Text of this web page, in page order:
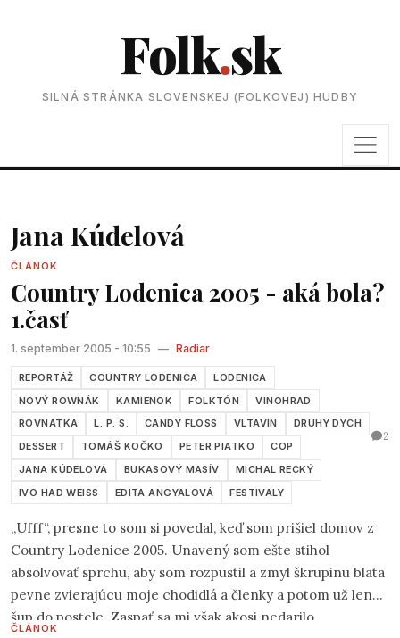
Folk.sk
SILNÁ STRÁNKA SLOVENSKEJ (FOLKOVEJ) HUDBY
Jana Kúdelová
ČLÁNOK
Country Lodenica 2005 - aká bola?
1.časť
1. september 2005 - 10:55 — Radiar
REPORTÁŽ COUNTRY LODENICA
LODENICA
NOVÝ ROWNÁK
KAMIENOK FOLKTÓN
VINOHRAD
ROVNÁTKA
L. P. S. CANDY FLOSS VLTAVÍN
DRUHÝ DYCH
DESSERT
TOMÁŠ KOČKO PETER PIATKO
COP
JANA KÚDELOVÁ
BUKASOVÝ MASÍV
MICHAL RECKÝ
IVO HAD WEISS
EDITA ANGYALOVÁ FESTIVALY
2
„Ufff“, presne to som si povedal, keď som prišiel domov z
Country Lodenice 2005. Unavený som ešte stihol
absolvovať sprchu, aby som rozpustil a zmyl škrupinu blata
pevne zvierajúcu moje chodidlá a členky a potom už len
šup do postele. Zaspať sa mi však akosi nedarilo.
ČLÁNOK